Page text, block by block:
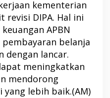
kementerian
revisi DIPA. Hal ini
APBN
belanja
dengan lancar.
meningkatkan
mendorong
lebih baik.(AM)